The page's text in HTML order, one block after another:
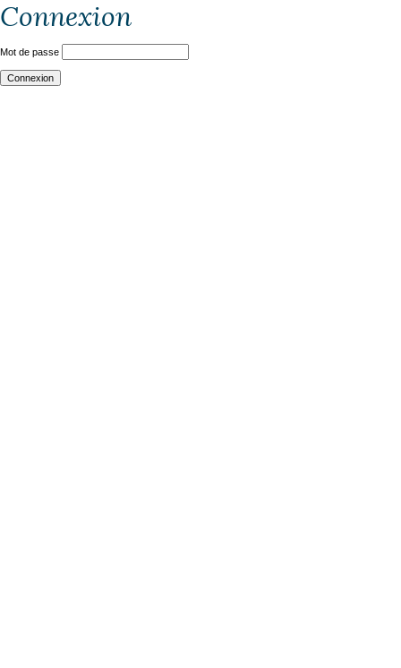
Connexion
Mot de passe